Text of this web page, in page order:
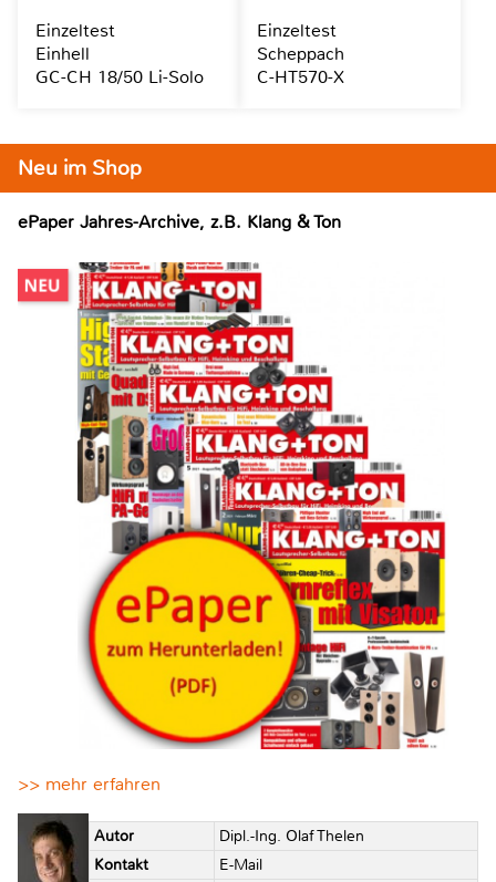
Neu im Shop
ePaper Jahres-Archive, z.B. Klang & Ton
>> mehr erfahren
Autor
Dipl.-Ing. Olaf Thelen
Kontakt
E-Mail
Einzeltest
Einhell
GC-CH 18/50 Li-Solo
Einzeltest
Scheppach
C-HT570-X